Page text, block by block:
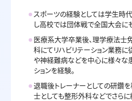
スポーツの経験としては学生時
し高校では団体戦で全国大会に
医療系大学卒業後、理学療法士
科にてリハビリテーション業務に
や神経難病などを中心に様々な
ションを経験。
退職後トレーナーとしての研鑽
士としても整形外科などでさらに